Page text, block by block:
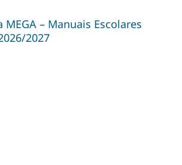
– Manuais Escolares
2027